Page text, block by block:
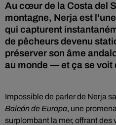
Au cœur de la Costa del
montagne, Nerja est
qui capturent
de pêcheurs devenu
préserver son âme
au monde — et ça se voit
Impossible de parler de Nerja
Balcón de Europa, une
surplombant la mer, offrant des